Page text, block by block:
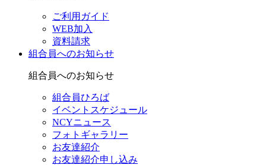
ご利用ガイド
WEB加入
資料請求
組合員へのお知らせ
組合員へのお知らせ
組合員ひろば
イベントスケジュール
NCYニュース
フォトギャラリー
お友達紹介
お友達紹介申し込み